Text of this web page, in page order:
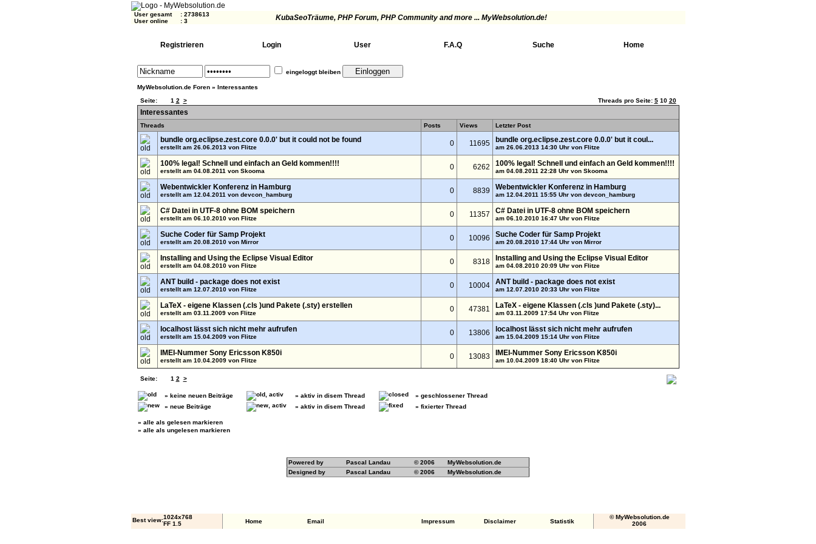
User gesamt : 2738613
User online
: 3 KubaSeoTräume, PHP Forum, PHP Community and more ... MyWebsolution.de!
Registrieren Login User F.A.Q Suche Home
eingeloggt bleiben
MyWebsolution.de Foren» Interessantes
Seite:
1 2 > Threads pro Seite: 510 20
Interessantes
Threads Posts Views Letzter Post
bundle org.eclipse.zest.core 0.0.0' but it could not be found
erstellt am 26.06.2013 von Flitze 0 11695 bundle org.eclipse.zest.core 0.0.0' but it coul...
am 26.06.2013 14:30 Uhr von Flitze
100% legal! Schnell und einfach an Geld kommen!!!!
erstellt am 04.08.2011 von Skooma 0 6262 100% legal! Schnell und einfach an Geld kommen!!!!
am 04.08.2011 22:28 Uhr von Skooma
Webentwickler Konferenz in Hamburg
erstellt am 12.04.2011 von devcon_hamburg 0 8839 Webentwickler Konferenz in Hamburg
am 12.04.2011 15:55 Uhr von devcon_hamburg
C# Datei in UTF-8 ohne BOM speichern
erstellt am 06.10.2010 von Flitze 0 11357 C# Datei in UTF-8 ohne BOM speichern
am 06.10.2010 16:47 Uhr von Flitze
Suche Coder für Samp Projekt
erstellt am 20.08.2010 von Mirror 0 10096 Suche Coder für Samp Projekt
am 20.08.2010 17:44 Uhr von Mirror
Installing and Using the Eclipse Visual Editor
erstellt am 04.08.2010 von Flitze 0 8318 Installing and Using the Eclipse Visual Editor
am 04.08.2010 20:09 Uhr von Flitze
ANT build - package does not exist
erstellt am 12.07.2010 von Flitze 0 10004 ANT build - package does not exist
am 12.07.2010 20:33 Uhr von Flitze
LaTeX - eigene Klassen (.cls )und Pakete (.sty) erstellen
erstellt am 03.11.2009 von Flitze 0 47381 LaTeX - eigene Klassen (.cls )und Pakete (.sty)...
am 03.11.2009 17:54 Uhr von Flitze
localhost lässt sich nicht mehr aufrufen
erstellt am 15.04.2009 von Flitze 0 13806 localhost lässt sich nicht mehr aufrufen
am 15.04.2009 15:14 Uhr von Flitze
IMEI-Nummer Sony Ericsson K850i
erstellt am 10.04.2009 von Flitze 0 13083 IMEI-Nummer Sony Ericsson K850i
am 10.04.2009 18:40 Uhr von Flitze
Seite: 1 2 >
» keine neuen Beiträge » aktiv in disem Thread
» geschlossener Thread
» neue Beiträge
» aktiv in disem Thread » fixierter Thread
» alle als gelesen markieren
» alle als ungelesen markieren
Powered by Pascal Landau © 2006
MyWebsolution.de
Designed by
Pascal Landau © 2006 MyWebsolution.de
Best view:1024x768
FF 1.5
Home Email Impressum Disclaimer Statistik
© MyWebsolution.de
2006